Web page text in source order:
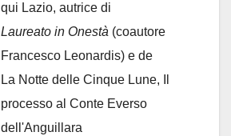
qui Lazio, autrice di
Laureato in Onestà (coautore
Francesco Leonardis) e de
La Notte delle Cinque Lune, Il
processo al Conte Everso
dell'Anguillara